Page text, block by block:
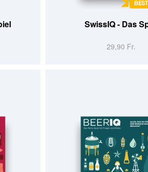
IN DEN WARENKORB
SwissIQ - Das
29,90 Fr.